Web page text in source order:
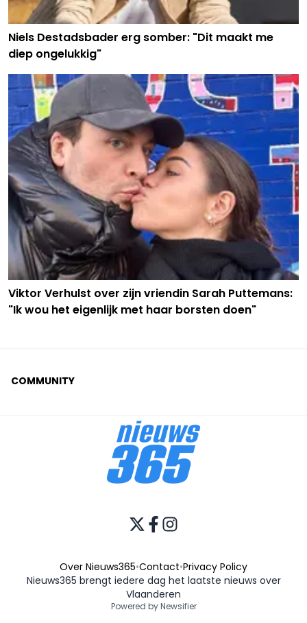
Niels Destadsbader erg somber: "Dit maakt me
diep ongelukkig"
Viktor Verhulst over zijn vriendin Sarah Puttemans:
"Ik wou het eigenlijk met haar borsten doen"
COMMUNITY
Over Nieuws365•Contact•Privacy Policy
Nieuws365 brengt iedere dag het laatste nieuws over
Vlaanderen
Powered by Newsifier